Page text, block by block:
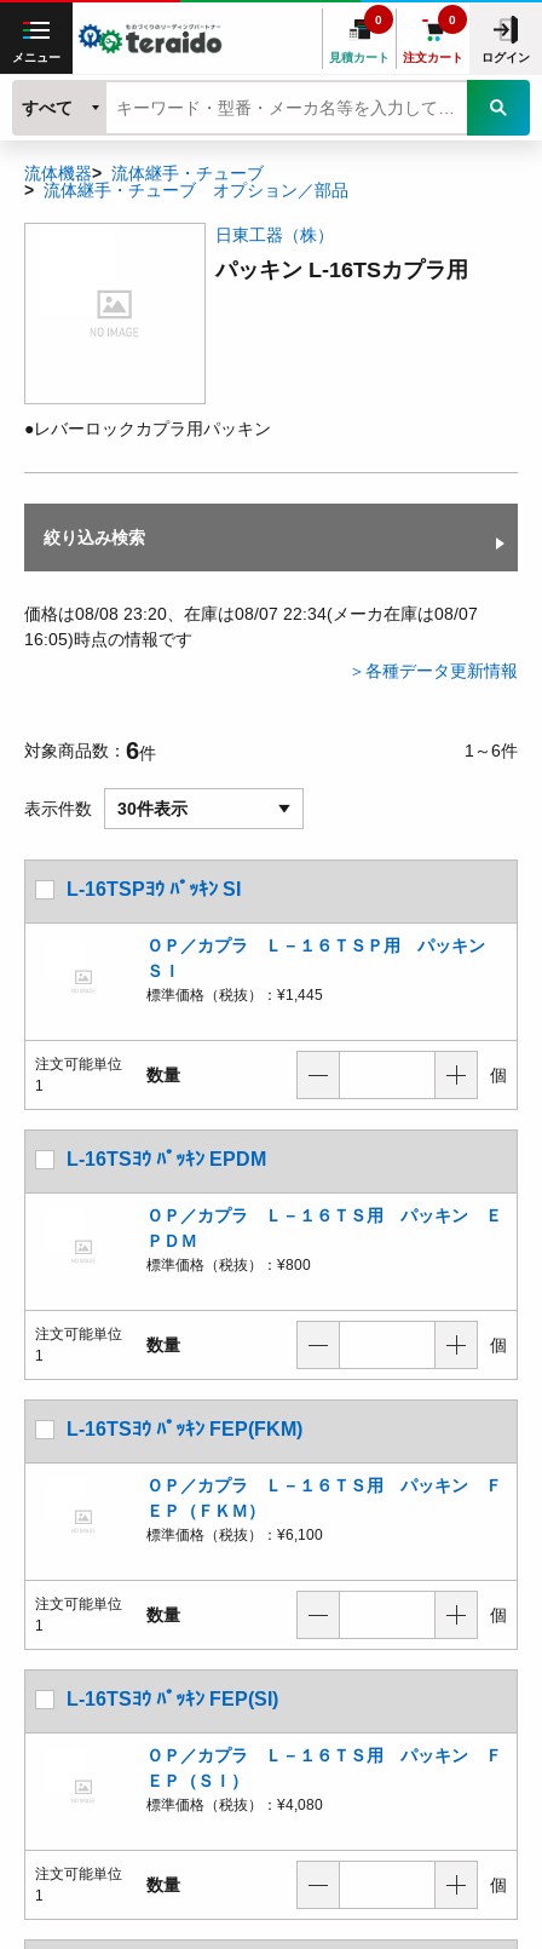
メニュー 見積カート
0
注文カート
0
ログイン
すべて
流体機器
流体継手・チューブ
流体継手・チューブ オプション／部品
日東工器（株）
パッキン L-16TSカプラ用
●レバーロックカプラ用パッキン
絞り込み検索
価格は08/08 23:20、在庫は08/07 22:34(メーカ在庫は08/07
16:05)時点の情報です
＞各種データ更新情報
対象商品数 6件 1～6件
表示件数 30件表示
L-16TSPﾖｳ ﾊﾟｯｷﾝ SI
ＯＰ／カプラ Ｌ－１６ＴＳＰ用 パッキン
ＳＩ
標準価格（税抜）： ¥1,445
注文可能単位
1
数量 個
L-16TSﾖｳ ﾊﾟｯｷﾝ EPDM
ＯＰ／カプラ Ｌ－１６ＴＳ用 パッキン Ｅ
ＰＤＭ
標準価格（税抜）： ¥800
注文可能単位
1
数量 個
L-16TSﾖｳ ﾊﾟｯｷﾝ FEP(FKM)
ＯＰ／カプラ Ｌ－１６ＴＳ用 パッキン Ｆ
ＥＰ（ＦＫＭ）
標準価格（税抜）： ¥6,100
注文可能単位
1
数量 個
L-16TSﾖｳ ﾊﾟｯｷﾝ FEP(SI)
ＯＰ／カプラ Ｌ－１６ＴＳ用 パッキン Ｆ
ＥＰ（ＳＩ）
標準価格（税抜）： ¥4,080
注文可能単位
1
数量 個